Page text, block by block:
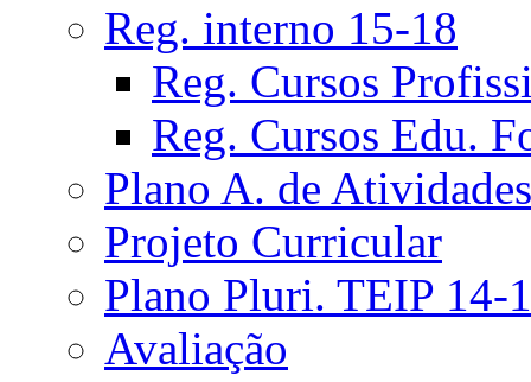
Reg. interno 15-18
Reg. Cursos
Reg. Cursos Edu.
Plano A. de Atividades
Projeto Curricular
Plano Pluri. TEIP 14-
Avaliação